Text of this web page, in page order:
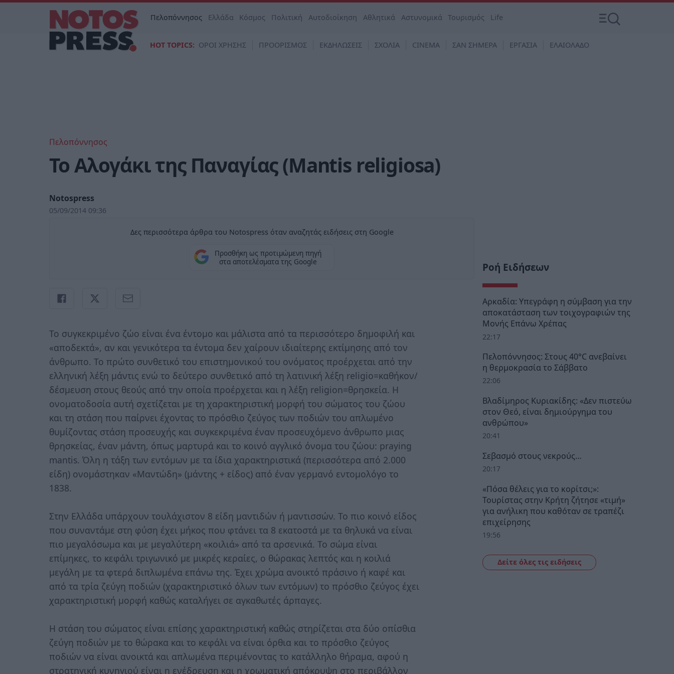
Πελοπόννησος Ελλάδα Κόσμος Πολιτική Αυτοδιοίκηση Αθλητικά Αστυνομικά Τουρισμός Life
HOT TOPICS: ΟΡΟΙ ΧΡΗΣΗΣ ΠΡΟΟΡΙΣΜΟΣ ΕΚΔΗΛΩΣΕΙΣ ΣΧΟΛΙΑ CINEMA ΣΑΝ ΣΗΜΕΡΑ ΕΡΓΑΣΙΑ ΕΛΑΙΟΛΑΔΟ
Πελοπόννησος
Το Αλογάκι της Παναγίας (Mantis religiosa)
Notospress
05/09/2014 09:36
Δες περισσότερα άρθρα του Notospress όταν αναζητάς ειδήσεις στη Google
Προσθήκη ως προτιμώμενη πηγή
στα αποτελέσματα της Google
To συγκεκριμένο ζώο είναι ένα έντομο και μάλιστα από τα περισσότερο δημοφιλή και
«αποδεκτά», αν και γενικότερα τα έντομα δεν χαίρουν ιδιαίτερης εκτίμησης από τον
άνθρωπο. Το πρώτο συνθετικό του επιστημονικού του ονόματος προέρχεται από την
ελληνική λέξη μάντις ενώ το δεύτερο συνθετικό από τη λατινική λέξη religio=καθήκον/
δέσμευση στους θεούς από την οποία προέρχεται και η λέξη religion=θρησκεία. Η
ονοματοδοσία αυτή σχετίζεται με τη χαρακτηριστική μορφή του σώματος του ζώου
και τη στάση που παίρνει έχοντας το πρόσθιο ζεύγος των ποδιών του απλωμένο
θυμίζοντας στάση προσευχής και συγκεκριμένα έναν προσευχόμενο άνθρωπο μιας
θρησκείας, έναν μάντη, όπως μαρτυρά και το κοινό αγγλικό όνομα του ζώου: praying
mantis. Όλη η τάξη των εντόμων με τα ίδια χαρακτηριστικά (περισσότερα από 2.000
είδη) ονομάστηκαν «Μαντώδη» (μάντης + είδος) από έναν γερμανό εντομολόγο το
1838.
Στην Ελλάδα υπάρχουν τουλάχιστον 8 είδη μαντιδών ή μαντισσών. Το πιο κοινό είδος
που συναντάμε στη φύση έχει μήκος που φτάνει τα 8 εκατοστά με τα θηλυκά να είναι
πιο μεγαλόσωμα και με μεγαλύτερη «κοιλιά» από τα αρσενικά. Το σώμα είναι
επίμηκες, το κεφάλι τριγωνικό με μικρές κεραίες, ο θώρακας λεπτός και η κοιλιά
μεγάλη με τα φτερά διπλωμένα επάνω της. Έχει χρώμα ανοικτό πράσινο ή καφέ και
από τα τρία ζεύγη ποδιών (χαρακτηριστικό όλων των εντόμων) το πρόσθιο ζεύγος έχει
χαρακτηριστική μορφή καθώς καταλήγει σε αγκαθωτές άρπαγες.
Η στάση του σώματος είναι επίσης χαρακτηριστική καθώς στηρίζεται στα δύο οπίσθια
ζεύγη ποδιών με το θώρακα και το κεφάλι να είναι όρθια και το πρόσθιο ζεύγος
ποδιών να είναι ανοικτά και απλωμένα περιμένοντας το κατάλληλο θήραμα, αφού η
στρατηγική κυνηγιού είναι η ενέδρευση και η χρωματική απόκρυψη στο περιβάλλον
Ροή Ειδήσεων
Αρκαδία: Υπεγράφη η σύμβαση για την
αποκατάσταση των τοιχογραφιών της
Μονής Επάνω Χρέπας
22:17
Πελοπόννησος: Στους 40°C ανεβαίνει
η θερμοκρασία το Σάββατο
22:06
Βλαδίμηρος Κυριακίδης: «Δεν πιστεύω
στον Θεό, είναι δημιούργημα του
ανθρώπου»
20:41
Σεβασμό στους νεκρούς…
20:17
«Πόσα θέλεις για το κορίτσι;»:
Τουρίστας στην Κρήτη ζήτησε «τιμή»
για ανήλικη που καθόταν σε τραπέζι
επιχείρησης
19:56
Δείτε όλες τις ειδήσεις